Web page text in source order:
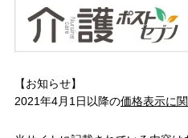
【お知らせ】
2021年4月1日以降の価格表示に